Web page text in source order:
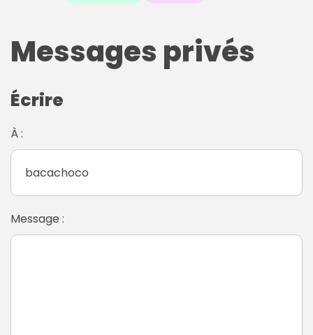
Messages privés
Écrire
À :
Message :